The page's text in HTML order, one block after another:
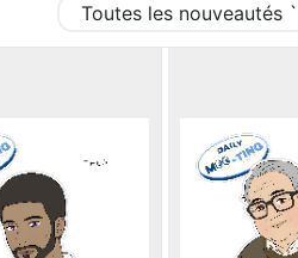
Toutes les nouveautés